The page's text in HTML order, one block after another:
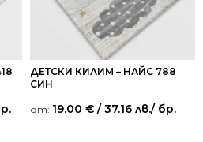
ДЕТСКИ КИЛИМ – НАЙС 788
СИН
от: 19.00 € / 37.16 лв./ бр.